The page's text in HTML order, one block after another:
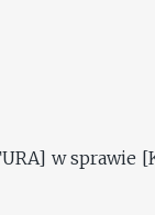
w sprawie